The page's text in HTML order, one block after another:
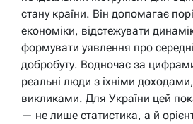
стану країни. Він допомагає
економіки, відстежувати
формувати уявлення про
добробуту. Водночас за
реальні люди з їхніми
викликами. Для України цей
— не лише статистика, а й